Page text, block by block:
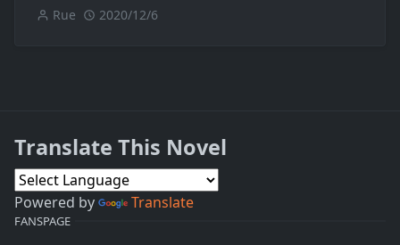
Rue 2020/12/6
Translate This Novel
Powered by Translate
FANSPAGE